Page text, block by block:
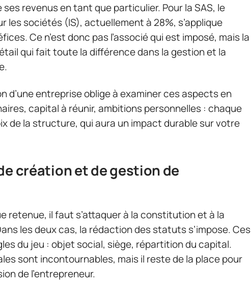
revenus en tant que particulier. Pour la SAS, le
les sociétés (IS), actuellement à 28%, s’applique
Ce n’est donc pas l’associé qui est imposé, mais la
qui fait toute la différence dans la gestion et la
d’une entreprise oblige à examiner ces aspects en
capital à réunir, ambitions personnelles : chaque
de la structure, qui aura un impact durable sur votre
création et de gestion de
retenue, il faut s’attaquer à la constitution et à la
les deux cas, la rédaction des statuts s’impose. Ces
du jeu : objet social, siège, répartition du capital.
sont incontournables, mais il reste de la place pour
de l’entrepreneur.